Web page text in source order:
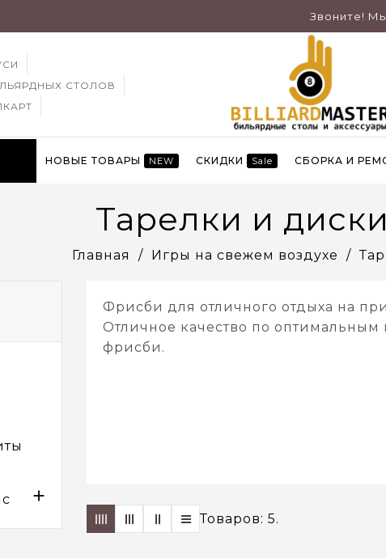
Звоните!
СТОЛОВ
НОВЫЕ ТОВАРЫ NEW СКИДКИ Sale СБОРКА И
Тарелки и
Главная Игры на свежем воздухе

Фрисби для отличного отдыха на
Отличное качество по
фрисби.
Товаров: 5.